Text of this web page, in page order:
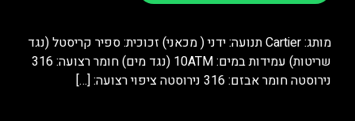
מותג: Cartier תנועה: ידני ( מכאני) זכוכית: ספיר קריסטל (נגד
שריטות) עמידות במים: 10ATM (נגד מים) חומר רצועה: 316
נירוסטה חומר אבזם: 316 נירוסטה ציפוי רצועה:
[…]